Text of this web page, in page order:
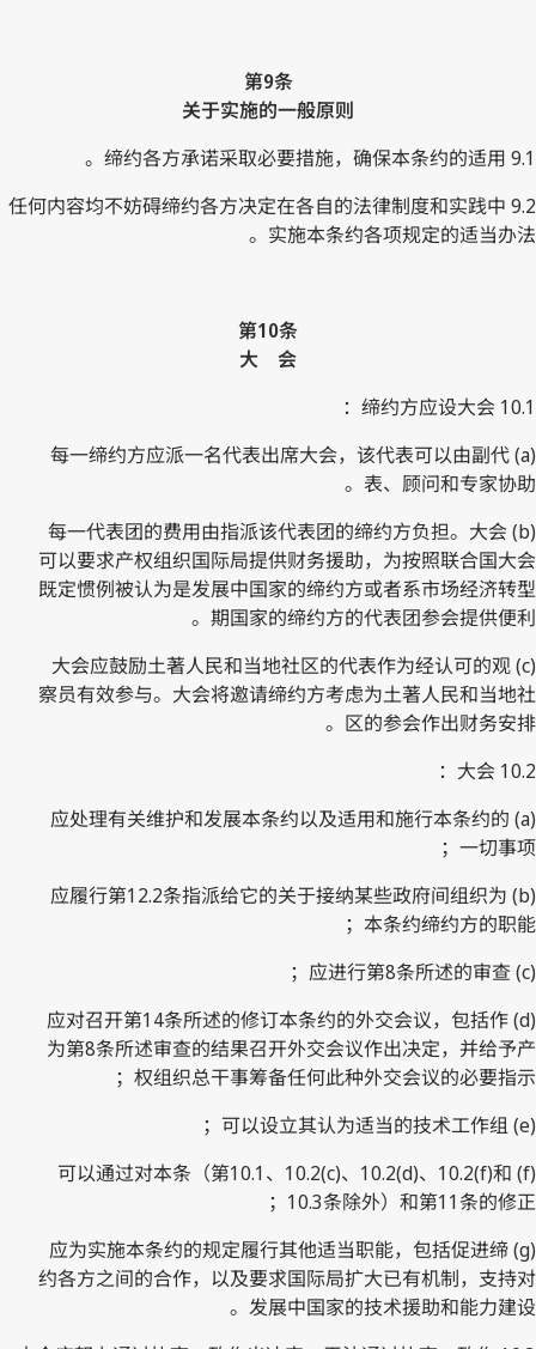
第9条
关于实施的一般原则
9.1 缔约各方承诺采取必要措施，确保本条约的适用。
9.2 任何内容均不妨碍缔约各方决定在各自的法律制度和实践中
实施本条约各项规定的适当办法。
第10条
大 会
10.1 缔约方应设大会：
(a) 每一缔约方应派一名代表出席大会，该代表可以由副代
表、顾问和专家协助。
(b) 每一代表团的费用由指派该代表团的缔约方负担。大会
可以要求产权组织国际局提供财务援助，为按照联合国大会
既定惯例被认为是发展中国家的缔约方或者系市场经济转型
期国家的缔约方的代表团参会提供便利。
(c) 大会应鼓励土著人民和当地社区的代表作为经认可的观
察员有效参与。大会将邀请缔约方考虑为土著人民和当地社
区的参会作出财务安排。
10.2 大会：
(a) 应处理有关维护和发展本条约以及适用和施行本条约的
一切事项；
(b) 应履行第12.2条指派给它的关于接纳某些政府间组织为
本条约缔约方的职能；
(c) 应进行第8条所述的审查；
(d) 应对召开第14条所述的修订本条约的外交会议，包括作
为第8条所述审查的结果召开外交会议作出决定，并给予产
权组织总干事筹备任何此种外交会议的必要指示；
(e) 可以设立其认为适当的技术工作组；
(f) 可以通过对本条（第10.1、10.2(c)、10.2(d)、10.2(f)和
10.3条除外）和第11条的修正；
(g) 应为实施本条约的规定履行其他适当职能，包括促进缔
约各方之间的合作，以及要求国际局扩大已有机制，支持对
发展中国家的技术援助和能力建设。